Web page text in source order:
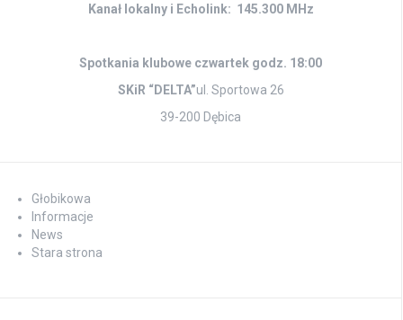
Kanał lokalny i Echolink: 145.300 MHz
Spotkania klubowe czwartek godz. 18:00
SKiR “DELTA”ul. Sportowa 26
39-200 Dębica
Głobikowa
Informacje
News
Stara strona